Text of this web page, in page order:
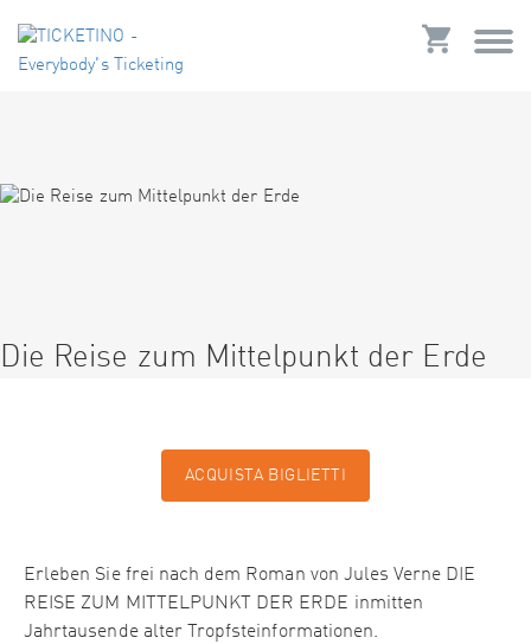
Die Reise zum Mittelpunkt der Erde
ACQUISTA BIGLIETTI
Erleben Sie frei nach dem Roman von Jules Verne DIE
REISE ZUM MITTELPUNKT DER ERDE inmitten
Jahrtausende alter Tropfsteinformationen.